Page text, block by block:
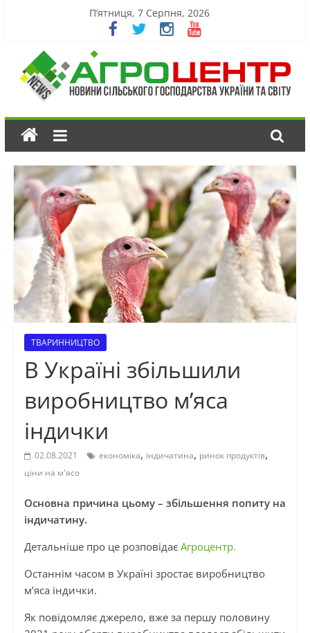
П’ятниця, 7 Серпня, 2026
ТВАРИННИЦТВО
В Україні збільшили
виробництво м’яса
індички
02.08.2021 економіка, індичатина, ринок продуктів,
ціни на м'ясо
Основна причина цьому – збільшення попиту на
індичатину.
Детальніше про це розповідає Агроцентр.
Останнім часом в Україні зростає виробництво
м’яса індички.
Як повідомляє джерело, вже за першу половину